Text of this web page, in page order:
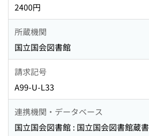
2400円
所蔵機関
国立国会図書館
請求記号
A99-U-L33
連携機関・データベース
国立国会図書館 : 国立国会図書館蔵書